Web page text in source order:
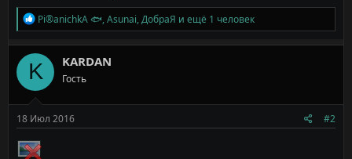
Р
е
а
к
ц
и
и
Pi®anichkA 🐟,Asunai,ДобраЯ и ещё 1 человек
K KARDAN
Гость
18 Июл 2016 #2